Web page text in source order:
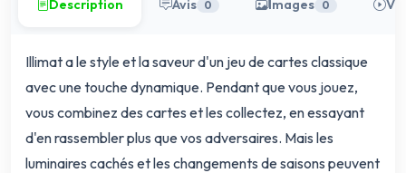
Description Avis 0 Images 0
Illimat a le style et la saveur d'un jeu de cartes classique
avec une touche dynamique. Pendant que vous jouez,
vous combinez des cartes et les collectez, en essayant
d'en rassembler plus que vos adversaires. Mais les
luminaires cachés et les changements de saisons peuvent